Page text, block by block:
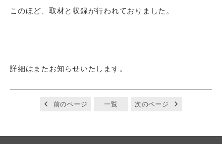
このほど、取材と収録が行われておりました。
詳細はまたお知らせいたします。
前のページ 一覧 次のページ